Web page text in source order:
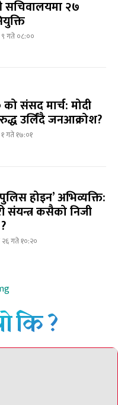
सचिवालयमा २७
९ गते ०८:००
संसद मार्च: मोदी
उर्लिंदै जनआक्रोश?
गते १७:०१
होइन’ अभिव्यक्ति:
संयन्त्र कसैको निजी
गते १०:२०
कि ?